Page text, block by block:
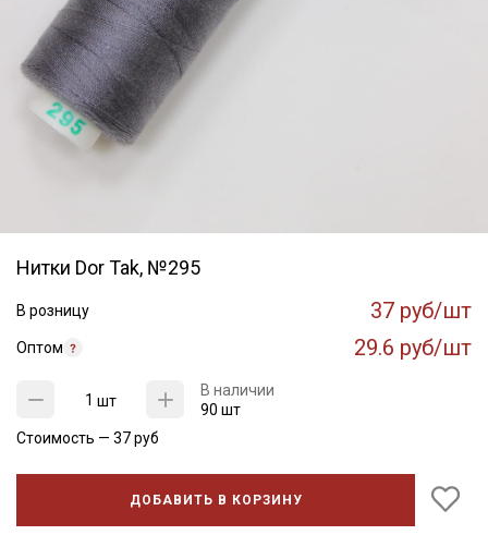
Нитки Dor Tak, №295
В розницу 37 руб/шт
Оптом 29.6 руб/шт
шт
В наличии
90 шт
Стоимость — 37руб
ДОБАВИТЬ В КОРЗИНУ